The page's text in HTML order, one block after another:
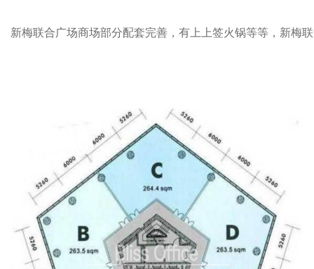
新梅联合广场商场部分配套完善，有上上签火锅等等，新梅联